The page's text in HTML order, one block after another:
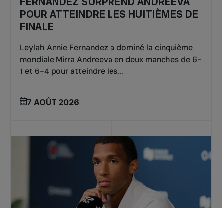
POUR ATTEINDRE LES HUITIÈMES DE
FINALE
Leylah Annie Fernandez a dominé la cinquième
mondiale Mirra Andreeva en deux manches de 6-
1 et 6-4 pour atteindre les...
7 AOÛT 2026